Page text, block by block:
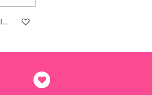
In winkelwagen